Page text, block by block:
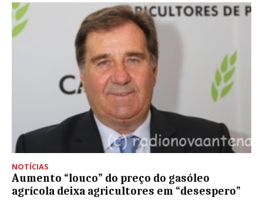
NOTÍCIAS
Aumento “louco” do preço do gasóleo
agrícola deixa agricultores em “desespero”